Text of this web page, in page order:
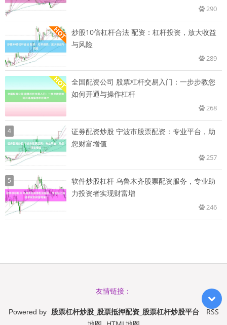
290
炒股10倍杠杆合法 配资：杠杆投资，放大收益
与风险
289
全国配资公司 股票杠杆交易入门：一步步教您
如何开通与操作杠杆
268
4
证券配资炒股 宁波市股票配资：专业平台，助
您财富增值
257
5
软件炒股杠杆 乌鲁木齐股票配资服务，专业助
力投资者实现财富增
246
友情链接：
Powered by 股票杠杆炒股_股票抵押配资_股票杠杆炒股平台
RSS